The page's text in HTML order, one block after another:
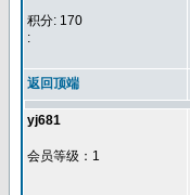
积分: 170
:
返回顶端
yj681
会员等级：1